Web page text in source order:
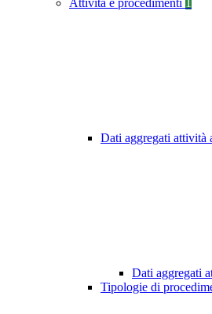
Attività e procedimenti
Dati aggregati attività
Dati aggregati
Tipologie di